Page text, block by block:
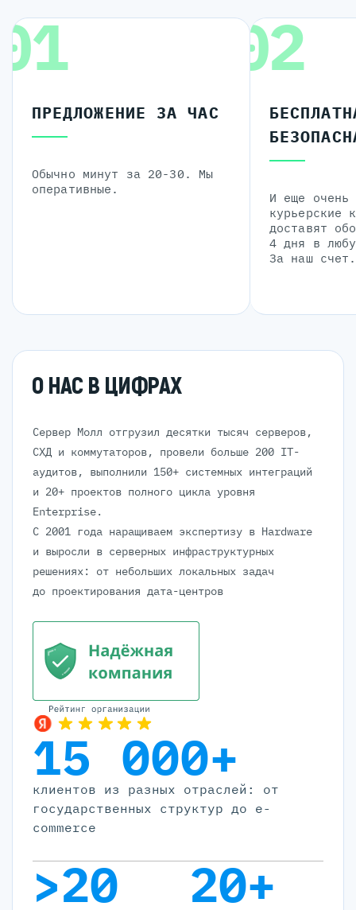
ПРЕДЛОЖЕНИЕ ЗА ЧАС
Обычно минут за 20-30. Мы
оперативные.
02
И еще очень
курьерские
доставят
4 дня в
За наш счет.
О НАС В ЦИФРАХ
Сервер Молл отгрузил десятки тысяч серверов,
СХД и коммутаторов, провели больше 200 IT-
аудитов, выполнили 150+ системных интеграций
и 20+ проектов полного цикла уровня
Enterprise.
С 2001 года наращиваем экспертизу в Hardware
и выросли в серверных инфраструктурных
решениях: от небольших локальных задач
до проектирования дата-центров
15 000+
клиентов из разных отраслей: от
государственных структур до e-
commerce
>20 20+